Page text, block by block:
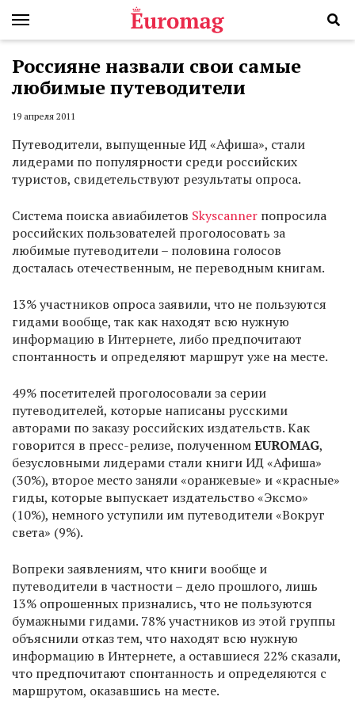
Россияне назвали свои самые
любимые путеводители
19 апреля 2011
Путеводители, выпущенные ИД «Афиша», стали
лидерами по популярности среди российских
туристов, свидетельствуют результаты опроса.
Система поиска авиабилетов Skyscanner попросила
российских пользователей проголосовать за
любимые путеводители – половина голосов
досталась отечественным, не переводным книгам.
13% участников опроса заявили, что не пользуются
гидами вообще, так как находят всю нужную
информацию в Интернете, либо предпочитают
спонтанность и определяют маршрут уже на месте.
49% посетителей проголосовали за серии
путеводителей, которые написаны русскими
авторами по заказу российских издательств. Как
говорится в пресс-релизе, полученномEUROMAG,
безусловными лидерами стали книги ИД «Афиша»
(30%), второе место заняли «оранжевые» и «красные»
гиды, которые выпускает издательство «Эксмо»
(10%), немного уступили им путеводители «Вокруг
света» (9%).
Вопреки заявлениям, что книги вообще и
путеводители в частности – дело прошлого, лишь
13% опрошенных признались, что не пользуются
бумажными гидами. 78% участников из этой группы
объяснили отказ тем, что находят всю нужную
информацию в Интернете, а оставшиеся 22% сказали,
что предпочитают спонтанность и определяются с
маршрутом, оказавшись на месте.